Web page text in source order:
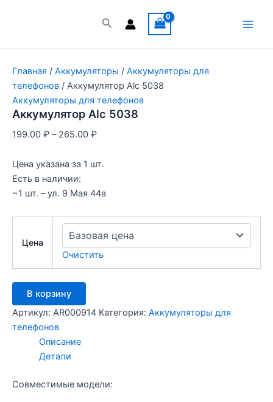
Поиск
Главная / Аккумуляторы / Аккумуляторы для
телефонов / Аккумулятор Alc 5038
Аккумуляторы для телефонов
Аккумулятор Alc 5038
199.00 ₽ – 265.00 ₽
Цена указана за 1 шт.
Есть в наличии:
~1 шт. – ул. 9 Мая 44а
Цена
Очистить
Количество
товара
Аккумулятор
Alc
В корзину
Артикул: AR000914 Категория: Аккумуляторы для
телефонов
Описание
Детали
Совместимые модели: